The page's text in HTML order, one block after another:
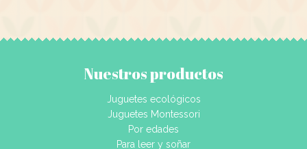
Nuestros productos
Juguetes ecológicos
Juguetes Montessori
Por edades
Para leer y soñar